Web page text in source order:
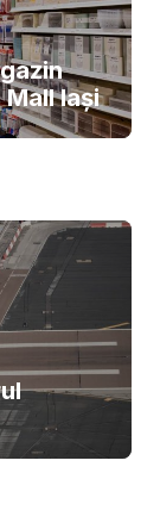
Iași